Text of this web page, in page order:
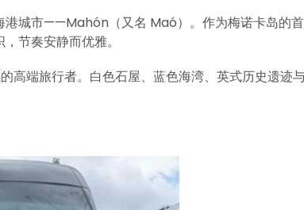
港城市——Mahón（又名 Maó）。作为梅诺卡岛的首
节奏安静而优雅。
高端旅行者。白色石屋、蓝色海湾、英式历史遗迹